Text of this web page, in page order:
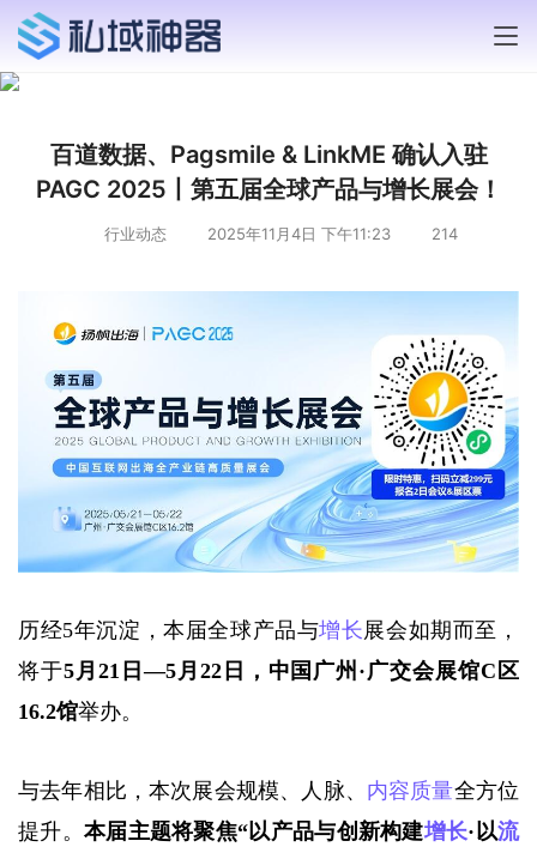
百道数据、Pagsmile & LinkME 确认入驻
PAGC 2025丨第五届全球产品与增长展会！
行业动态 2025年11月4日 下午11:23 214
历经5年沉淀，本届全球产品与增长展会如期而至，
将于5月21日—5月22日，中国广州·广交会展馆C区
16.2馆举办。
与去年相比，本次展会规模、人脉、 内容质量全方位
提升。 本届主题将聚焦“以产品与创新构建增长·以流